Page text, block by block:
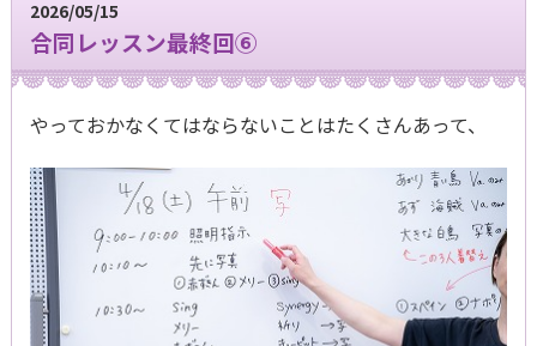
2026/05/15
合同レッスン最終回⑥
やっておかなくてはならないことはたくさんあって、